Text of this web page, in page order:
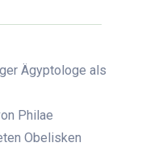
Ägyptologe als
Philae
Obelisken